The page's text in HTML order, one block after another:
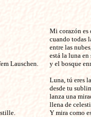
Nacht,
Lauschen.
Mi corazón es
cuando todas
entre las
está la luna en
y el bosque
Luna, tú eres
desde tu
lanza una
llena de
Y mira como